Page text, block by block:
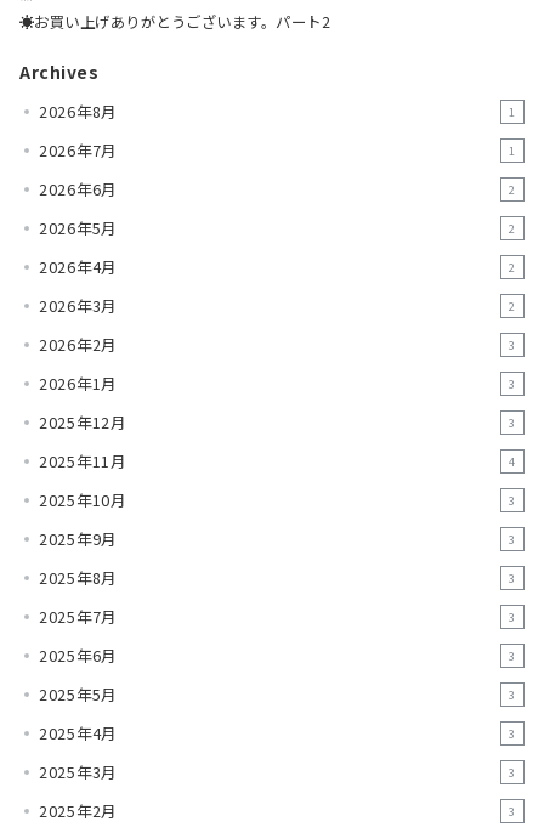
☀️お買い上げありがとうございます。パート2
Archives
2026年8月 1
2026年7月 1
2026年6月 2
2026年5月 2
2026年4月 2
2026年3月 2
2026年2月 3
2026年1月 3
2025年12月 3
2025年11月 4
2025年10月 3
2025年9月 3
2025年8月 3
2025年7月 3
2025年6月 3
2025年5月 3
2025年4月 3
2025年3月 3
2025年2月 3